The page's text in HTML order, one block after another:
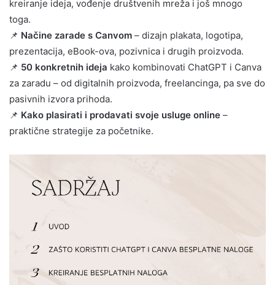
kreiranje ideja, vođenje društvenih mreža i još mnogo
toga.
📌 Načine zarade s Canvom – dizajn plakata, logotipa,
prezentacija, eBook-ova, pozivnica i drugih proizvoda.
📌 50 konkretnih ideja kako kombinovati ChatGPT i Canva
za zaradu – od digitalnih proizvoda, freelancinga, pa sve do
pasivnih izvora prihoda.
📌 Kako plasirati i prodavati svoje usluge online –
praktične strategije za početnike.